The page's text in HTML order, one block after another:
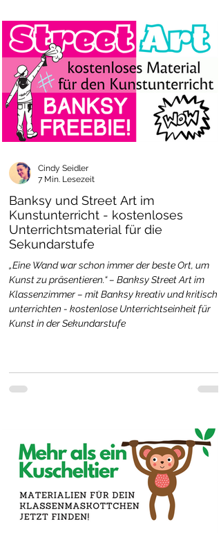
Banksy und Street Art im
Kunstunterricht - kostenloses
Unterrichtsmaterial für die
Sekundarstufe
„Eine Wand war schon immer der beste Ort, um
Kunst zu präsentieren.“ – Banksy Street Art im
Klassenzimmer – mit Banksy kreativ und kritisch
unterrichten - kostenlose Unterrichtseinheit für
Kunst in der Sekundarstufe
Cindy Seidler
7 Min. Lesezeit